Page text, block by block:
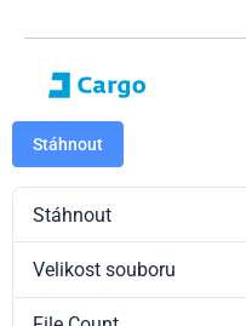
Stáhnout
Stáhnout
Velikost souboru